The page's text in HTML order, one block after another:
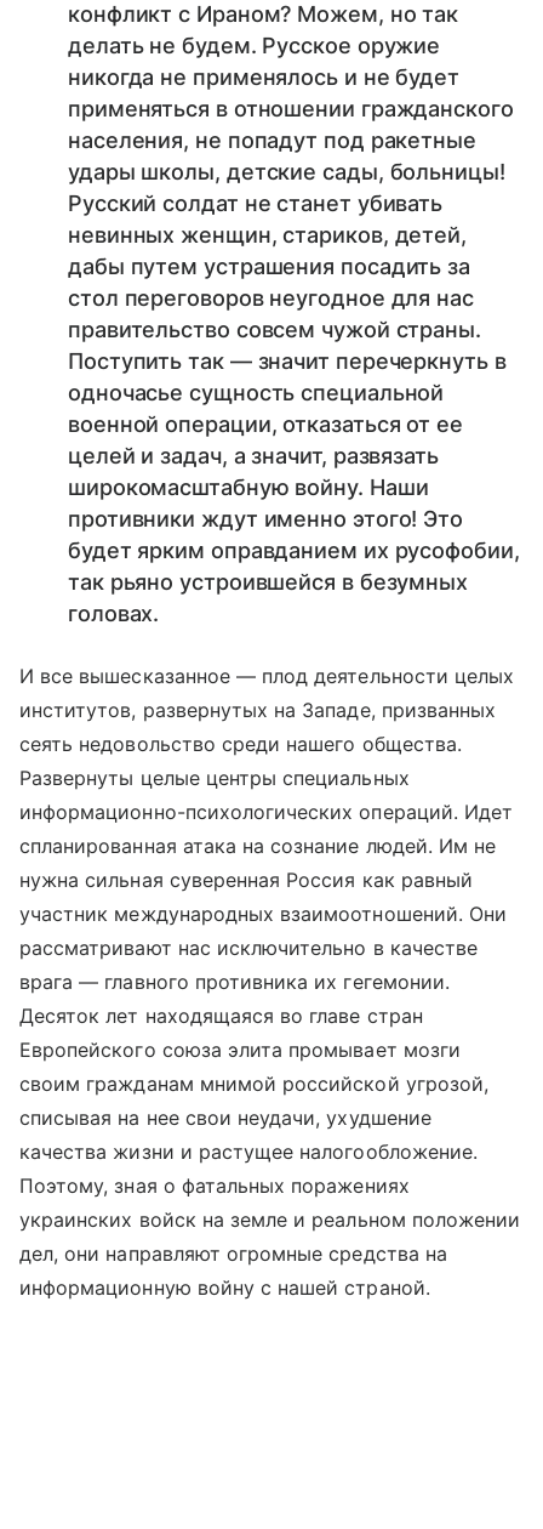
конфликт с Ираном? Можем, но так
делать не будем. Русское оружие
никогда не применялось и не будет
применяться в отношении гражданского
населения, не попадут под ракетные
удары школы, детские сады, больницы!
Русский солдат не станет убивать
невинных женщин, стариков, детей,
дабы путем устрашения посадить за
стол переговоров неугодное для нас
правительство совсем чужой страны.
Поступить так — значит перечеркнуть в
одночасье сущность специальной
военной операции, отказаться от ее
целей и задач, а значит, развязать
широкомасштабную войну. Наши
противники ждут именно этого! Это
будет ярким оправданием их русофобии,
так рьяно устроившейся в безумных
головах.
И все вышесказанное — плод деятельности целых
институтов, развернутых на Западе, призванных
сеять недовольство среди нашего общества.
Развернуты целые центры специальных
информационно-психологических операций. Идет
спланированная атака на сознание людей. Им не
нужна сильная суверенная Россия как равный
участник международных взаимоотношений. Они
рассматривают нас исключительно в качестве
врага — главного противника их гегемонии.
Десяток лет находящаяся во главе стран
Европейского союза элита промывает мозги
своим гражданам мнимой российской угрозой,
списывая на нее свои неудачи, ухудшение
качества жизни и растущее налогообложение.
Поэтому, зная о фатальных поражениях
украинских войск на земле и реальном положении
дел, они направляют огромные средства на
информационную войну с нашей страной.